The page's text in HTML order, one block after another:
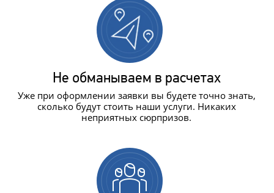
Не обманываем в расчетах
Уже при оформлении заявки вы будете точно знать,
сколько будут стоить наши услуги. Никаких
неприятных сюрпризов.